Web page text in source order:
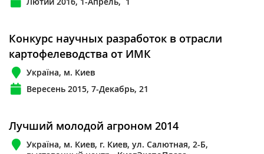
Конкурс научных разработок в отрасли
картофелеводства от ИМК
Україна, м. Киев
Вересень 2015, 7-Декабрь, 21
Лучший молодой агроном 2014
Україна, м. Киев, г. Киев, ул. Салютная, 2-Б,